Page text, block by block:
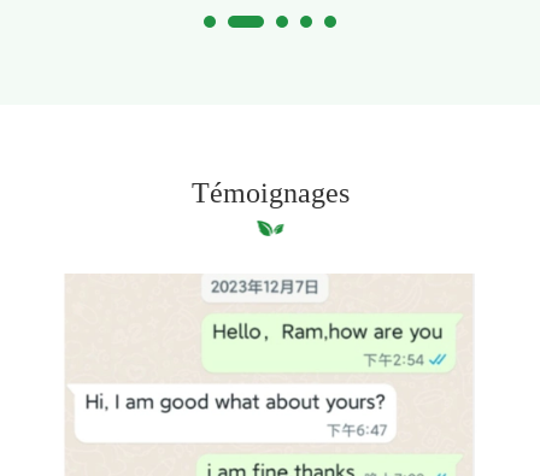
Témoignages